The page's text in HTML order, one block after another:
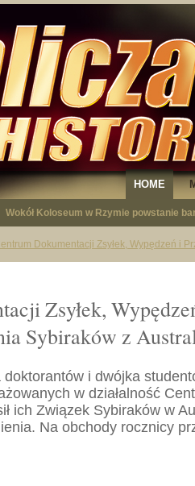
HOME
Wokół Koloseum w Rzymie powstanie
"Niepodległy - opowieść o Januszu
Dokumentacji Zsyłek, Wypędzeń i
Zsyłek,
Sybiraków z
i dwójka
w działalność
ich Związek Sybiraków w
Na obchody rocznicy